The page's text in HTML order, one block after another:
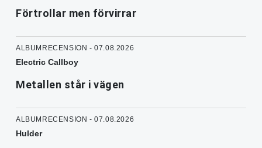
Förtrollar men förvirrar
ALBUMRECENSION - 07.08.2026
Electric Callboy
Metallen står i vägen
ALBUMRECENSION - 07.08.2026
Hulder